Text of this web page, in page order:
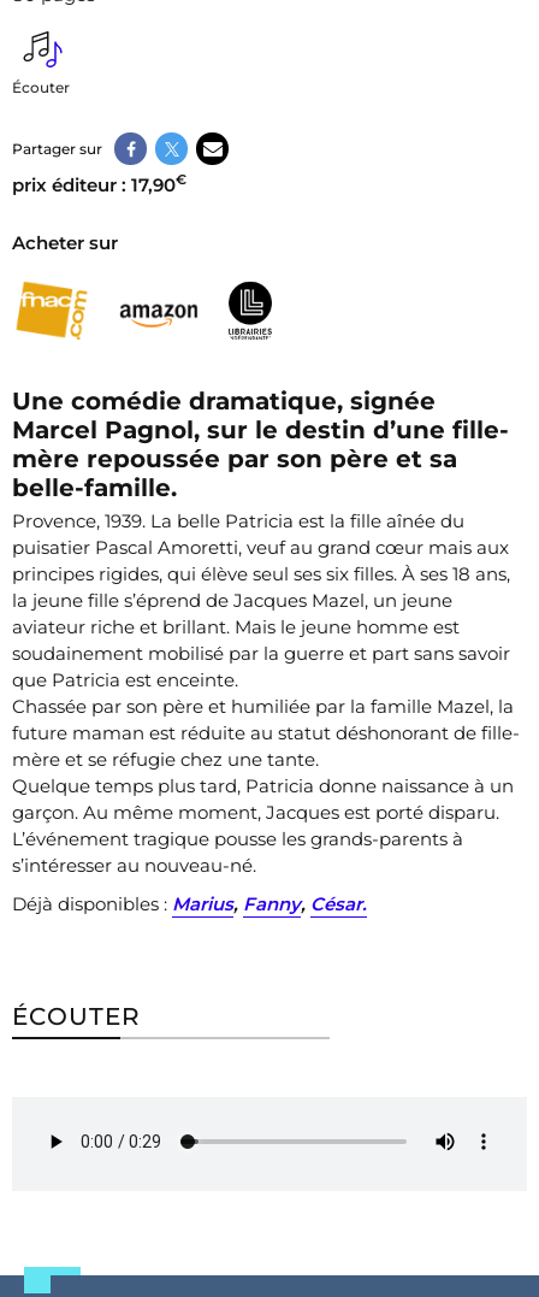
Écouter
Partager sur
prix éditeur : 17,90€
Acheter sur
Une comédie dramatique, signée
Marcel Pagnol, sur le destin d’une fille-
mère repoussée par son père et sa
belle-famille.
Provence, 1939. La belle Patricia est la fille aînée du
puisatier Pascal Amoretti, veuf au grand cœur mais aux
principes rigides, qui élève seul ses six filles. À ses 18 ans,
la jeune fille s’éprend de Jacques Mazel, un jeune
aviateur riche et brillant. Mais le jeune homme est
soudainement mobilisé par la guerre et part sans savoir
que Patricia est enceinte.
Chassée par son père et humiliée par la famille Mazel, la
future maman est réduite au statut déshonorant de fille-
mère et se réfugie chez une tante.
Quelque temps plus tard, Patricia donne naissance à un
garçon. Au même moment, Jacques est porté disparu.
L’événement tragique pousse les grands-parents à
s’intéresser au nouveau-né.
Déjà disponibles : Marius, Fanny, César.
ÉCOUTER